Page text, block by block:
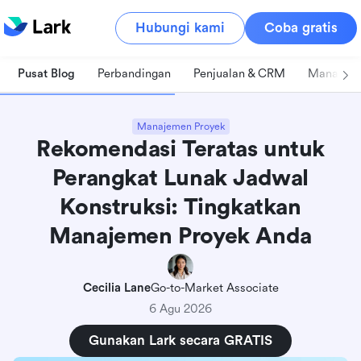
Hubungi kami Coba gratis
Pusat Blog Perbandingan Penjualan & CRM
Manajemen Proyek
Rekomendasi Teratas untuk
Perangkat Lunak Jadwal
Konstruksi: Tingkatkan
Manajemen Proyek Anda
Cecilia LaneGo-to-Market Associate
6 Agu 2026
Gunakan Lark secara GRATIS